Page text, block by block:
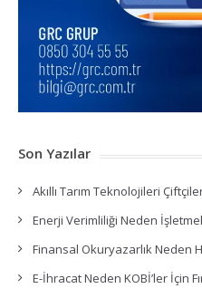
Son Yazılar
Akıllı Tarım Teknolojileri
Enerji Verimliliği Neden
Finansal Okuryazarlık Neden
E-İhracat Neden KOBİ’ler İçin